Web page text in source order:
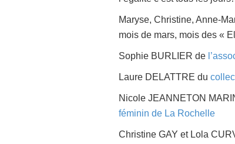
Maryse, Christine, Anne-
mois de mars, mois des «
Sophie BURLIER de
Laure DELATTRE du
Nicole JEANNETON
féminin de La Rochelle
Christine GAY et Lola